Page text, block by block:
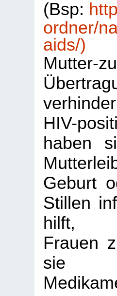
(Bsp:
ordner/
aids/)
Mutter-
HIV-
haben
Geburt
Stillen
hilft,
Frauen
sie